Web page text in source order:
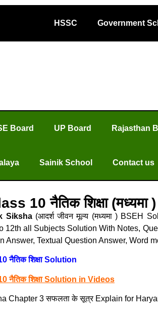
HSSC Government
Board UP Board Rajasthan
Sainik School Contact us
10 नैतिक शिक्षा
Siksha(आदर्श जीवन मूल्य (मध्यमा ) BSEH
12th all Subjects Solution With Notes,
Answer, Textual Question Answer, Word
नैतिक शिक्षा Solution
नैतिक शिक्षा Solution in Videos
Chapter 3 सफलता के सूत्र Explain for